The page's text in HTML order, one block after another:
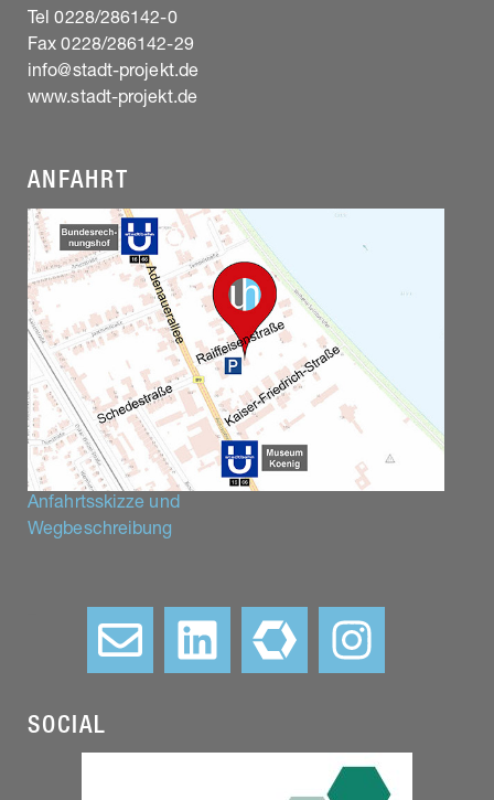
Tel 0228/286142-0
Fax 0228/286142-29
info@stadt-projekt.de
www.stadt-projekt.de
ANFAHRT
Anfahrtsskizze und
Wegbeschreibung
SOCIAL